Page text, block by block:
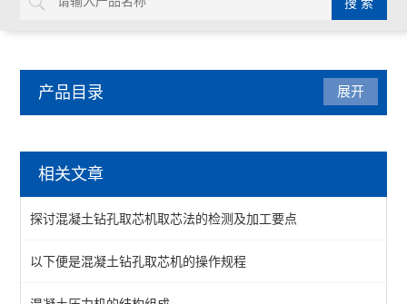
产品目录
数字式旋转粘度计
路面橡胶沥青灌封胶拉伸试验仪
沥青压力老化系统
展开
相关文章
探讨混凝土钻孔取芯机取芯法的检测及加工要点
以下便是混凝土钻孔取芯机的操作规程